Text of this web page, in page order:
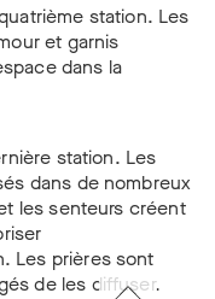
station. Les
et garnis
dans la
station. Les
dans de nombreux
les senteurs créent
Les prières sont
de les diffuser.